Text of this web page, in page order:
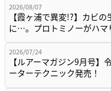
2026/08/07
【霞ヶ浦で異変!?】カビ
に…。プロトミノーがハ
2026/07/24
【ルアーマガジン9月号】
ーターテクニック発売！